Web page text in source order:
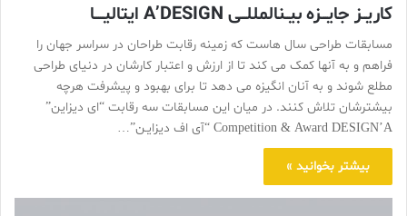
کاریــز جایـــزه بیــنالمللـــی A’DESIGN ایتالیـــــا
مسابقات طراحی سال هاست که زمینه رقابت طراحان در سراسر جهان را
فراهم و به آنها کمک می کند تا از ارزش و اعتبار کارشان در دنیای طراحی
مطلع شوند و به آنان انگیزه می دهد تا برای بهبود و پیشرفت هرچه
بیشترشان تلاش کنند. در میان این مسابقات سه رقابت “ای دیزاین”
Competition & Award DESIGN’A “آی اف دیزایـن”…
بیشتر بخوانید »